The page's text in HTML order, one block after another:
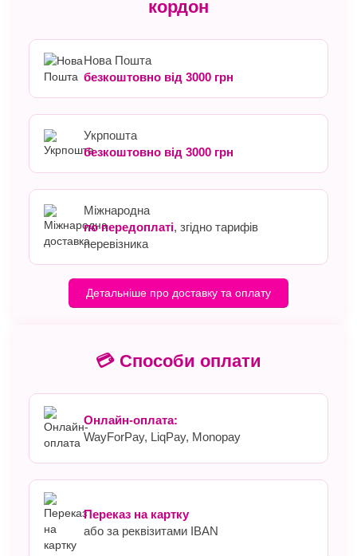
кордон
Нова Пошта
безкоштовно від 3000 грн
Укрпошта
безкоштовно від 3000 грн
Міжнародна
по передоплаті, згідно тарифів
перевізника
Детальніше про доставку та оплату
💳 Способи оплати
Онлайн-оплата:
WayForPay, LiqPay, Monopay
Переказ на картку
або за реквізитами IBAN